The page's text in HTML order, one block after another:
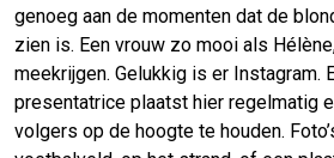
genoeg aan de momenten dat de
zien is. Een vrouw zo mooi als
meekrijgen. Gelukkig is er Instagram.
presentatrice plaatst hier regelmatig
volgers op de hoogte te houden.